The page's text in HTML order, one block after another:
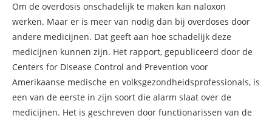
Om de overdosis onschadelijk te maken kan naloxon
werken. Maar er is meer van nodig dan bij overdoses door
andere medicijnen. Dat geeft aan hoe schadelijk deze
medicijnen kunnen zijn. Het rapport, gepubliceerd door de
Centers for Disease Control and Prevention voor
Amerikaanse medische en volksgezondheidsprofessionals, is
een van de eerste in zijn soort die alarm slaat over de
medicijnen. Het is geschreven door functionarissen van de